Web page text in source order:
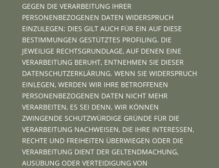
GEGEN DIE VERARBEITUNG IHRER
PERSONENBEZOGENEN DATEN WIDERSPRUCH
EINZULEGEN; DIES GILT AUCH FÜR EIN AUF DIESE
BESTIMMUNGEN GESTÜTZTES PROFILING. DIE
JEWEILIGE RECHTSGRUNDLAGE, AUF DENEN EINE
VERARBEITUNG BERUHT, ENTNEHMEN SIE DIESER
DATENSCHUTZERKLÄRUNG. WENN SIE WIDERSPRUCH
EINLEGEN, WERDEN WIR IHRE BETROFFENEN
PERSONENBEZOGENEN DATEN NICHT MEHR
VERARBEITEN, ES SEI DENN, WIR KÖNNEN
ZWINGENDE SCHUTZWÜRDIGE GRÜNDE FÜR DIE
VERARBEITUNG NACHWEISEN, DIE IHRE INTERESSEN,
RECHTE UND FREIHEITEN ÜBERWIEGEN ODER DIE
VERARBEITUNG DIENT DER GELTENDMACHUNG,
AUSÜBUNG ODER VERTEIDIGUNG VON